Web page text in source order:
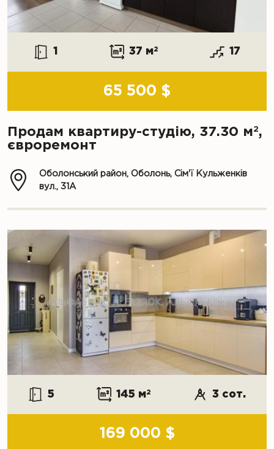
1 37 м2 17
65 500 $
Продам квартиру-студію, 37.30 м2,
євроремонт
Оболонський район, Оболонь, Сім'ї Кульженків
вул., 31А
5 145 м2 3 сот.
169 000 $